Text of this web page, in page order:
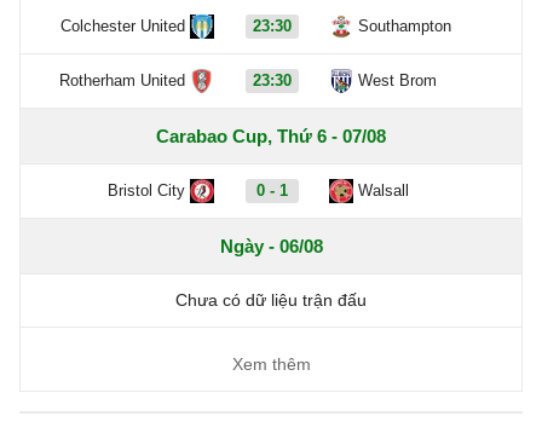
Colchester United 23:30 Southampton
Rotherham United 23:30 West Brom
Carabao Cup, Thứ 6 - 07/08
Bristol City 0 - 1 Walsall
Ngày - 06/08
Chưa có dữ liệu trận đấu
Xem thêm